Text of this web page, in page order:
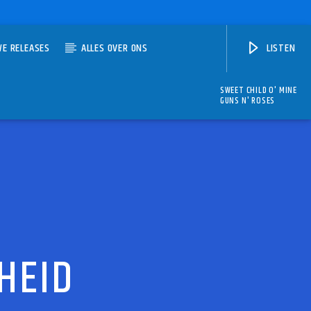
RELEASES ALLES OVER ONS LISTEN
SWEET CHILD O' MINE
GUNS N' ROSES